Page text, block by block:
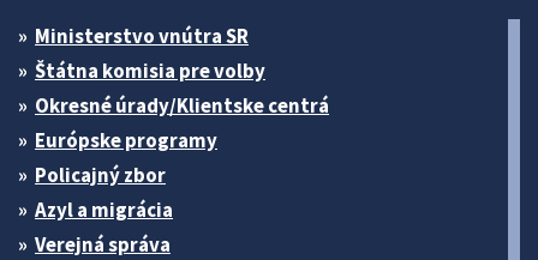
Ministerstvo vnútra SR
Štátna komisia pre volby
Okresné úrady/Klientske centrá
Európske programy
Policajný zbor
Azyl a migrácia
Verejná správa